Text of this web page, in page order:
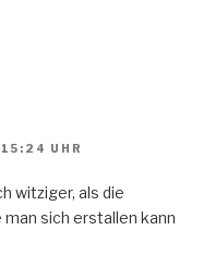
UHR
witziger, als die
sich erstallen kann